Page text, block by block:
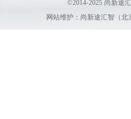
©2014-2025 尚新途
网站维护：尚新途汇智（北